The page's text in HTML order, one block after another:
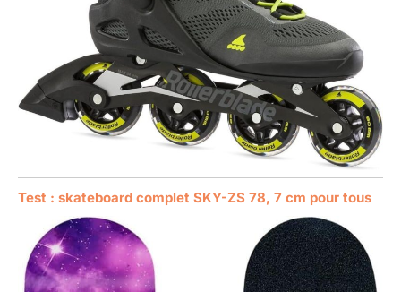
Test : skateboard complet SKY-ZS 78, 7 cm pour tous